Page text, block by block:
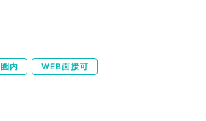
内 WEB面接可